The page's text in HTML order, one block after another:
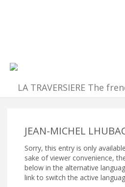
JEAN-MICHEL
Sorry, this entry is only
sake of viewer convenience,
below in the alternative
link to switch the active